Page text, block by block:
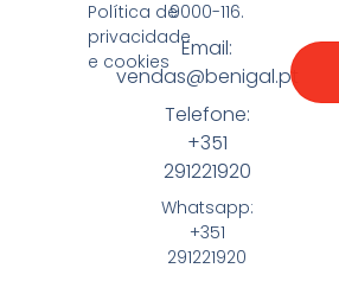
Política de
privacidade
e cookies
9000-116.
Email:
vendas@benigal.pt
Telefone:
+351
291221920
Whatsapp:
+351
291221920